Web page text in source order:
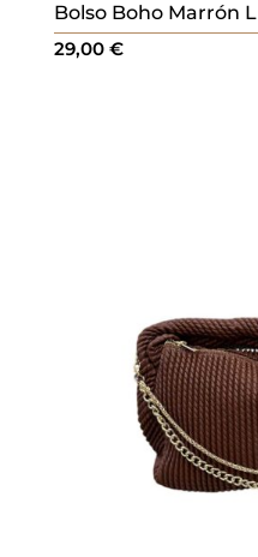
Bolso Boho Marrón L
29,00 €